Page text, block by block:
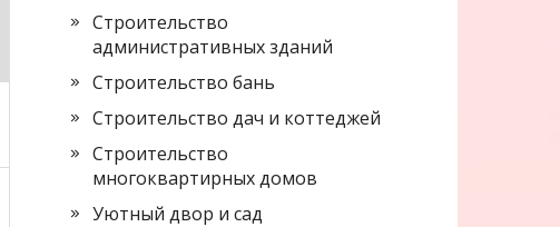
Строительство
административных зданий
Строительство бань
Строительство дач и коттеджей
Строительство
многоквартирных домов
Уютный двор и сад